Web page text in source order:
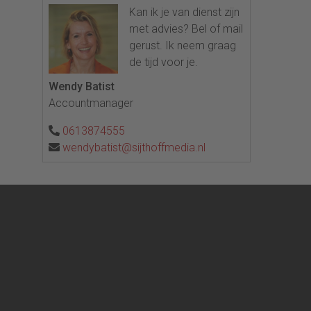
Kan ik je van dienst zijn
met advies? Bel of mail
gerust. Ik neem graag
de tijd voor je.
Wendy Batist
Accountmanager
0613874555
wendybatist@sijthoffmedia.nl